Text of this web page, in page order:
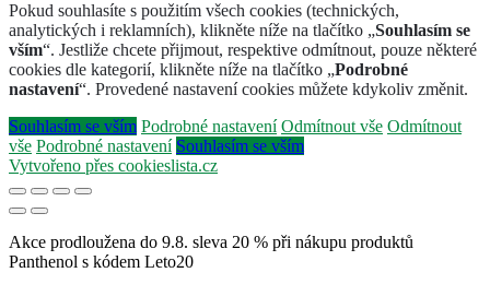
Pokud souhlasíte s použitím všech cookies (technických,
analytických i reklamních), klikněte níže na tlačítko „Souhlasím se
vším“. Jestliže chcete přijmout, respektive odmítnout, pouze některé
cookies dle kategorií, klikněte níže na tlačítko „Podrobné
nastavení“. Provedené nastavení cookies můžete kdykoliv změnit.
Souhlasím se vším Podrobné nastavení Odmítnout vše Odmítnout
vše Podrobné nastavení Souhlasím se vším
Vytvořeno přes cookieslista.cz
Akce prodloužena do 9.8. sleva 20 % při nákupu produktů
Panthenol s kódem Leto20